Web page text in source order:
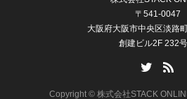
〒541-0047
大阪府大阪市中央区淡路
創建ビル2F 232
Copyright © 株式会社STACK